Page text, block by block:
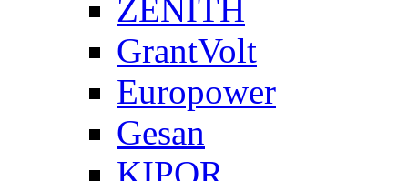
ZENITH
GrantVolt
Europower
Gesan